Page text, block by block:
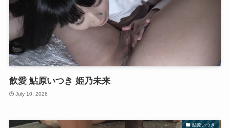
飲愛 鮎原いつき 姫乃未来
July 10, 2026
鮎原いつき